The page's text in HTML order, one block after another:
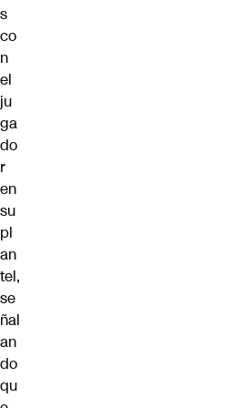
s
co
n
el
ju
ga
do
r
en
su
pl
an
tel,
se
ñal
an
do
qu